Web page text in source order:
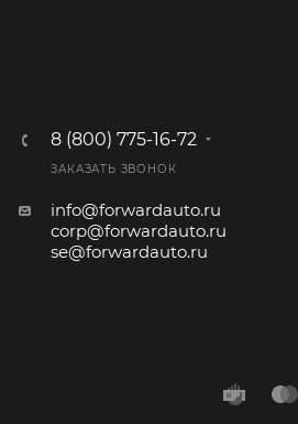
8 (800) 775-16-72
ЗАКАЗАТЬ ЗВОНОК
info@forwardauto.ru
corp@forwardauto.ru
se@forwardauto.ru